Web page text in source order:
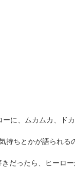
に、ムカムカ、ドカ
持ちとかが語られる
だったら、ヒーロ